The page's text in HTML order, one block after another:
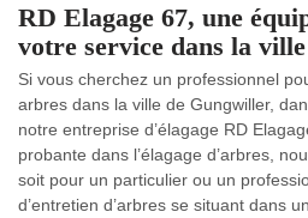
RD Elagage 67, une
votre service dans la
Si vous cherchez un professionnel
arbres dans la ville de Gungwiller,
notre entreprise d’élagage RD
probante dans l’élagage d’arbres,
soit pour un particulier ou un
d’entretien d’arbres se situant dans